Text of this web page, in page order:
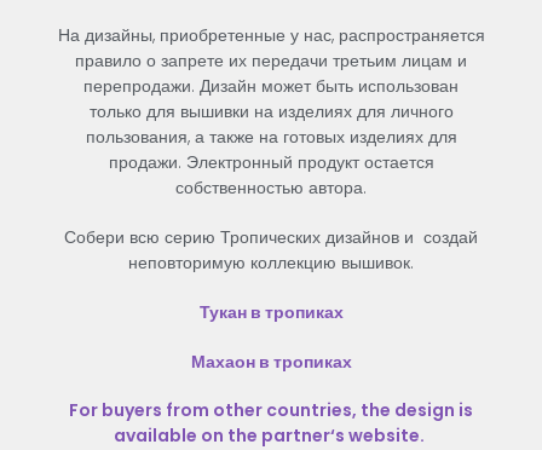
На дизайны, приобретенные у нас, распространяется
правило о запрете их передачи третьим лицам и
перепродажи. Дизайн может быть использован
только для вышивки на изделиях для личного
пользования, а также на готовых изделиях для
продажи. Электронный продукт остается
собственностью автора.
Собери всю серию Тропических дизайнов и создай
неповторимую коллекцию вышивок.
Тукан в тропиках
Махаон в тропиках
For buyers from other countries, the design is
available on the partner‘s website.